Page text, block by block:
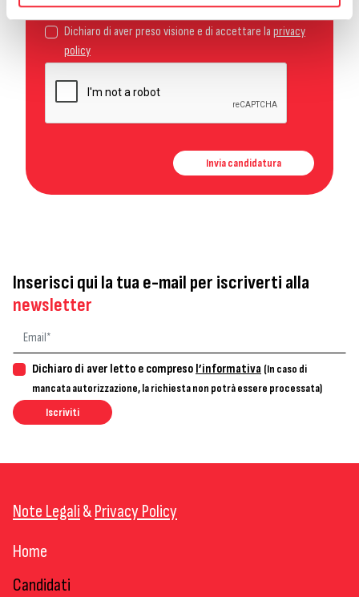
Informativa privacy candidati
Dichiaro di aver preso visione e di accettare la privacy
policy
Invia candidatura
Inserisci qui la tua e-mail per iscriverti alla
newsletter
Dichiaro di aver letto e compreso l’informativa (In caso di
mancata autorizzazione, la richiesta non potrà essere processata)
Iscriviti
Note Legali&Privacy Policy
Home
Candidati